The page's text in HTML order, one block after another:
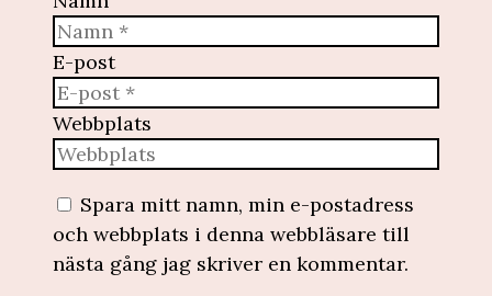
E-post
Webbplats
Spara mitt namn, min e-postadress
och webbplats i denna webbläsare till
nästa gång jag skriver en kommentar.